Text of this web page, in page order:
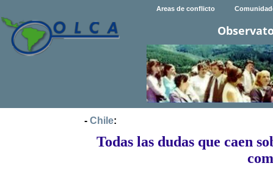
Areas de conflicto
- Chile:
Todas las dudas que caen